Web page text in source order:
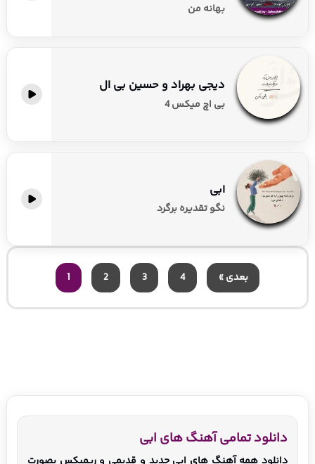
بهانه من
دیجی بهراد و حسین بی ال
بی اچ میکس 4
ابی
نگو تقدیره برگرد
1 2 3 4 بعدی »
دانلود تمامی آهنگ های ابی